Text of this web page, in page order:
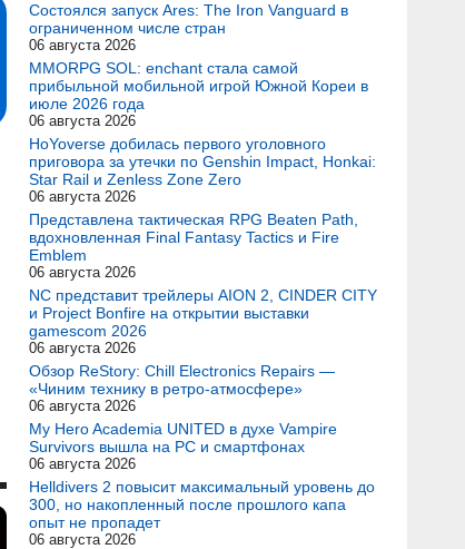
Состоялся запуск Ares: The Iron Vanguard в
ограниченном числе стран
06 августа 2026
MMORPG SOL: enchant стала самой
прибыльной мобильной игрой Южной Кореи в
июле 2026 года
06 августа 2026
HoYoverse добилась первого уголовного
приговора за утечки по Genshin Impact, Honkai:
Star Rail и Zenless Zone Zero
06 августа 2026
Представлена тактическая RPG Beaten Path,
вдохновленная Final Fantasy Tactics и Fire
Emblem
06 августа 2026
NC представит трейлеры AION 2, CINDER CITY
и Project Bonfire на открытии выставки
gamescom 2026
06 августа 2026
Обзор ReStory: Chill Electronics Repairs —
«Чиним технику в ретро-атмосфере»
06 августа 2026
My Hero Academia UNITED в духе Vampire
Survivors вышла на PC и смартфонах
06 августа 2026
Helldivers 2 повысит максимальный уровень до
300, но накопленный после прошлого капа
опыт не пропадет
06 августа 2026